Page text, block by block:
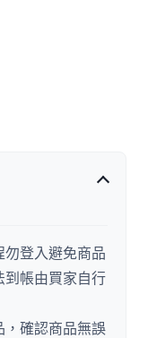
登入避免商品
到帳由買家自行
，確認商品無誤